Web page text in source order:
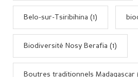
Belo-sur-Tsiribihina (1)
Biodiversité Nosy Berafia (1)
Boutres traditionnels Madagascar